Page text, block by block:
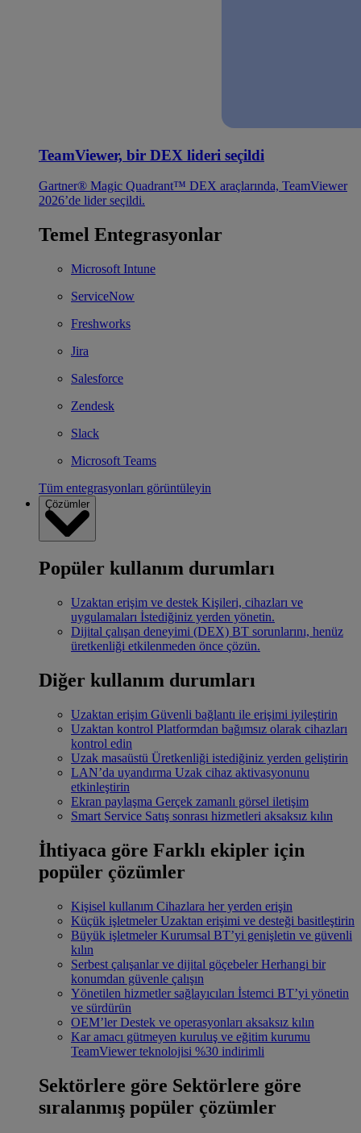
TeamViewer, bir DEX lideri seçildi
Gartner® Magic Quadrant™ DEX araçlarında, TeamViewer
2026’de lider seçildi.
Temel Entegrasyonlar
Microsoft Intune
ServiceNow
Freshworks
Jira
Salesforce
Zendesk
Slack
Microsoft Teams
Tüm entegrasyonları görüntüleyin
Çözümler
Popüler kullanım durumları
Uzaktan erişim ve destek Kişileri, cihazları ve
uygulamaları İstediğiniz yerden yönetin.
Dijital çalışan deneyimi (DEX) BT sorunlarını, henüz
üretkenliği etkilenmeden önce çözün.
Diğer kullanım durumları
Uzaktan erişim Güvenli bağlantı ile erişimi iyileştirin
Uzaktan kontrol Platformdan bağımsız olarak cihazları
kontrol edin
Uzak masaüstü Üretkenliği istediğiniz yerden geliştirin
LAN’da uyandırma Uzak cihaz aktivasyonunu
etkinleştirin
Ekran paylaşma Gerçek zamanlı görsel iletişim
Smart Service Satış sonrası hizmetleri aksaksız kılın
İhtiyaca göre Farklı ekipler için
popüler çözümler
Kişisel kullanım Cihazlara her yerden erişin
Küçük işletmeler Uzaktan erişimi ve desteği basitleştirin
Büyük işletmeler Kurumsal BT’yi genişletin ve güvenli
kılın
Serbest çalışanlar ve dijital göçebeler Herhangi bir
konumdan güvenle çalışın
Yönetilen hizmetler sağlayıcıları İstemci BT’yi yönetin
ve sürdürün
OEM’ler Destek ve operasyonları aksaksız kılın
Kar amacı gütmeyen kuruluş ve eğitim kurumu
TeamViewer teknolojisi %30 indirimli
Sektörlere göre Sektörlere göre
sıralanmış popüler çözümler